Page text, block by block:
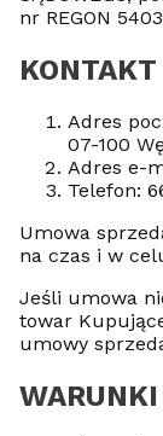
nr REGON
Adres
07-100
Adres e-
Telefon:
Umowa
na czas i w
Jeśli umowa
towar
umowy